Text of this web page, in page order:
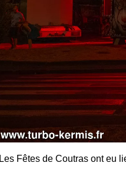
Les Fêtes de Coutras ont eu